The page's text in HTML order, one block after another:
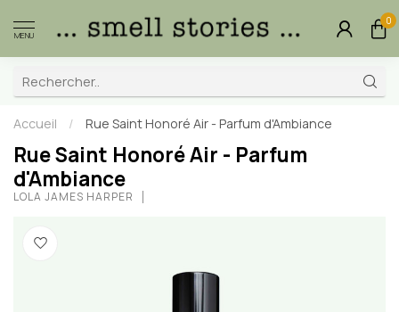
MENU
0
Accueil / Rue Saint Honoré Air - Parfum d'Ambiance
Rue Saint Honoré Air - Parfum
d'Ambiance
LOLA JAMES HARPER